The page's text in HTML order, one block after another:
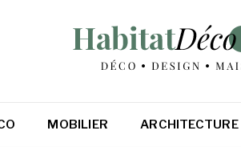
MOBILIER ARCHITECTURE